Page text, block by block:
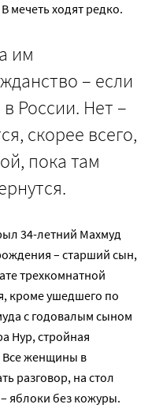
мечеть ходят редко.
им
– если
в России. Нет –
скорее всего,
пока там
34-летний Махмуд
– старший сын,
трехкомнатной
кроме ушедшего по
с годовалым сыном
Нур, стройная
Все женщины в
разговор, на стол
яблоки без кожуры.